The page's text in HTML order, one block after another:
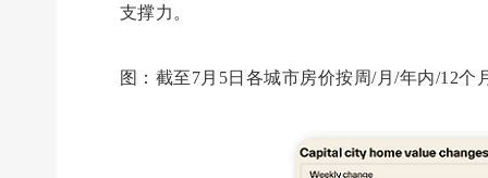
支撑力。
图：截至7月5日各城市房价按周/月/年内/12个